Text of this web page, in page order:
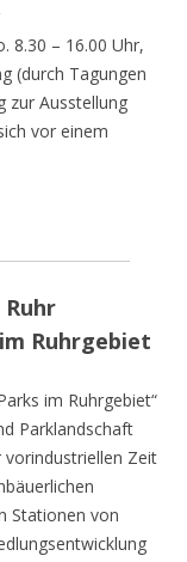
8.30 – 16.00 Uhr,
(durch Tagungen
zur Ausstellung
vor einem
Ruhrgebiet
im Ruhrgebiet“
Parklandschaft
vorindustriellen Zeit
Stationen von